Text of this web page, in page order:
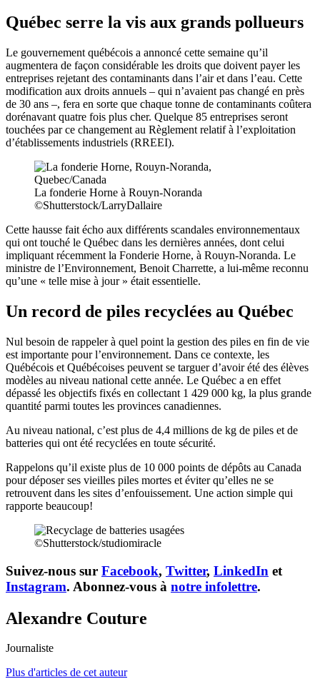
Québec serre la vis aux grands pollueurs
Le gouvernement québécois a annoncé cette semaine qu’il
augmentera de façon considérable les droits que doivent payer les
entreprises rejetant des contaminants dans l’air et dans l’eau. Cette
modification aux droits annuels – qui n’avaient pas changé en près
de 30 ans –, fera en sorte que chaque tonne de contaminants coûtera
dorénavant quatre fois plus cher. Quelque 85 entreprises seront
touchées par ce changement au Règlement relatif à l’exploitation
d’établissements industriels (RREEI).
La fonderie Horne à Rouyn-Noranda
©Shutterstock/LarryDallaire
Cette hausse fait écho aux différents scandales environnementaux
qui ont touché le Québec dans les dernières années, dont celui
impliquant récemment la Fonderie Horne, à Rouyn-Noranda. Le
ministre de l’Environnement, Benoit Charrette, a lui-même reconnu
qu’une « telle mise à jour » était essentielle.
Un record de piles recyclées au Québec
Nul besoin de rappeler à quel point la gestion des piles en fin de vie
est importante pour l’environnement. Dans ce contexte, les
Québécois et Québécoises peuvent se targuer d’avoir été des élèves
modèles au niveau national cette année. Le Québec a en effet
dépassé les objectifs fixés en collectant 1 429 000 kg, la plus grande
quantité parmi toutes les provinces canadiennes.
Au niveau national, c’est plus de 4,4 millions de kg de piles et de
batteries qui ont été recyclées en toute sécurité.
Rappelons qu’il existe plus de 10 000 points de dépôts au Canada
pour déposer ses vieilles piles mortes et éviter qu’elles ne se
retrouvent dans les sites d’enfouissement. Une action simple qui
rapporte beaucoup!
©Shutterstock/studiomiracle
Suivez-nous sur Facebook, Twitter, LinkedIn et
Instagram. Abonnez-vous à notre infolettre.
Alexandre Couture
Journaliste
Plus d'articles de cet auteur